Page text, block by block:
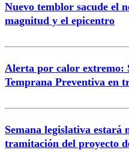
Nuevo temblor sacude el
magnitud y el epicentro
Alerta por calor extremo:
Temprana Preventiva en
Semana legislativa
tramitación del proyecto